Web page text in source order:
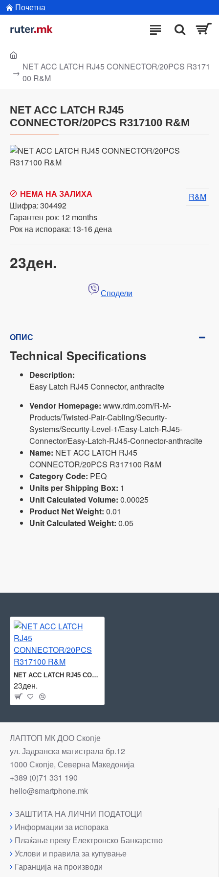
Почетна
NET ACC LATCH RJ45 CONNECTOR/20PCS R3171
00 R&M
NET ACC LATCH RJ45
CONNECTOR/20PCS R317100 R&M
23ден.
НЕМА НА ЗАЛИХА
Шифра:304492
Гарантен рок: 12 months
Рок на испорака: 13-16 дена
R&M
Сподели
ОПИС
Technical Specifications
Description:
Easy Latch RJ45 Connector, anthracite
Vendor Homepage: www.rdm.com/R-M-
Products/Twisted-Pair-Cabling/Security-
Systems/Security-Level-1/Easy-Latch-RJ45-
Connector/Easy-Latch-RJ45-Connector-anthracite
Name: NET ACC LATCH RJ45
CONNECTOR/20PCS R317100 R&M
Category Code: PEQ
Units per Shipping Box: 1
Unit Calculated Volume: 0.00025
Product Net Weight: 0.01
Unit Calculated Weight: 0.05
NET ACC LATCH RJ45 CONNECTOR/20PCS R317100 R&M
23ден.
ЛАПТОП МК ДОО Скопје
ул. Јадранска магистрала бр.12
1000 Скопје, Северна Македонија
+389 (0)71 331 190
hello@smartphone.mk
ЗАШТИТА НА ЛИЧНИ ПОДАТОЦИ
Информации за испорака
Плаќање преку Електронско Банкарство
Услови и правила за купување
Гаранција на производи